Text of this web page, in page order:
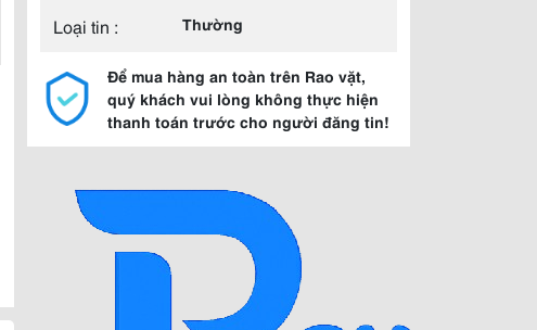
Loại tin :
Thường
Để mua hàng an toàn trên Rao vặt,
quý khách vui lòng không thực hiện
thanh toán trước cho người đăng tin!